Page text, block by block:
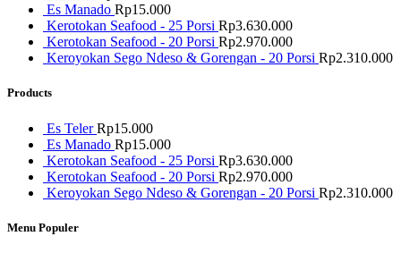
Es Manado Rp15.000
Kerotokan Seafood - 25 Porsi Rp3.630.000
Kerotokan Seafood - 20 Porsi Rp2.970.000
Keroyokan Sego Ndeso & Gorengan - 20 Porsi Rp2.310.000
Products
Es TelerRp15.000
Es Manado Rp15.000
Kerotokan Seafood - 25 Porsi Rp3.630.000
Kerotokan Seafood - 20 Porsi Rp2.970.000
Keroyokan Sego Ndeso & Gorengan - 20 Porsi Rp2.310.000
Menu Populer